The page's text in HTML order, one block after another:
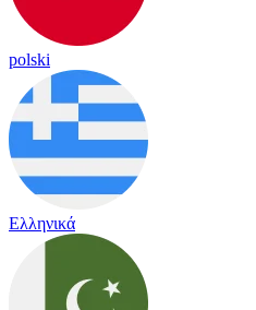
polski
Ελληνικά